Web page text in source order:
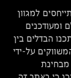
למגוון
ומעודכנים
הבדלים בין
על-ידי